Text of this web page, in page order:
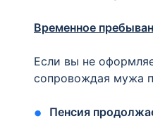
Временное
Если вы не
сопровождая мужа
​Пенсия